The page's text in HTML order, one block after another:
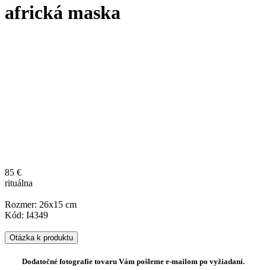
africká maska
85 €
rituálna
Rozmer: 26x15 cm
Kód: I4349
Otázka k produktu
Dodatočné fotografie tovaru Vám pošleme e-mailom po vyžiadaní.